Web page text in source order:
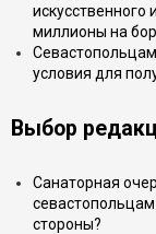
искусственного
миллионы на
условия для
Выбор
Санаторная
стороны?